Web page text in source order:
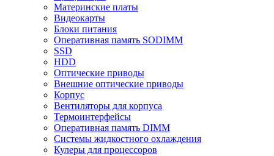
Материнские платы
Видеокарты
Блоки питания
Оперативная память SODIMM
SSD
HDD
Оптические приводы
Внешние оптические приводы
Корпус
Вентиляторы для корпуса
Термоинтерфейсы
Оперативная память DIMM
Системы жидкостного охлаждения
Кулеры для процессоров